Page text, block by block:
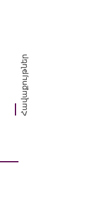
Հավաքույթներ